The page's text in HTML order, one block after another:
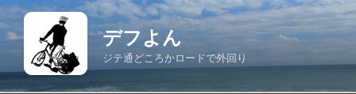
コ
ン
デフよん
ジテ通どころかロードで外回り